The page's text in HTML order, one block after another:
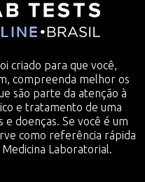
criado para que você,
compreenda melhor os
são parte da atenção à
e tratamento de uma
doenças. Se você é um
como referência rápida
Laboratorial.